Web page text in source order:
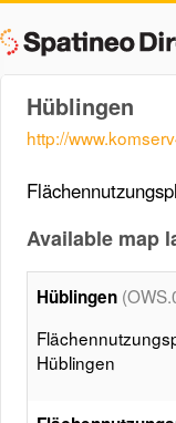
Hüblingen
http://
Available map
Hüblingen
Hüblingen